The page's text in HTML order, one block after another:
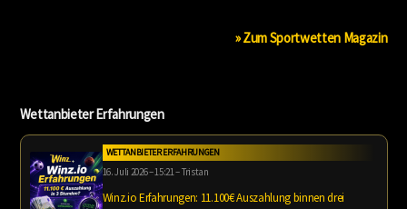
» Zum Sportwetten Magazin
Wettanbieter Erfahrungen
WETTANBIETER ERFAHRUNGEN
16. Juli 2026 – 15:21 – Tristan
Winz.io Erfahrungen: 11.100€ Auszahlung binnen drei